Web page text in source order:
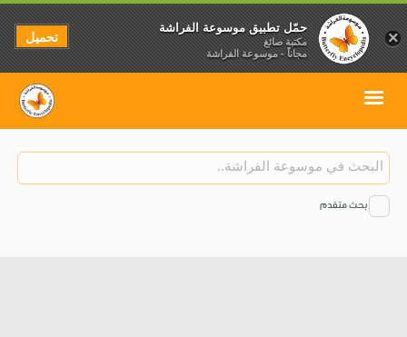
بحث متقدم
×
حمّل تطبيق موسوعة الفراشة
مكتبة صائغ
مجاناً - موسوعة الفراشة
تحميل